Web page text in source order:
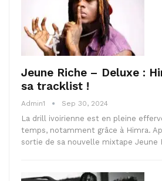
Jeune Riche – Deluxe :
sa tracklist !
Admin1 Sep 30, 2024
La drill ivoirienne est en pleine
temps, notamment grâce à Himra.
sortie de sa nouvelle mixtape Jeune